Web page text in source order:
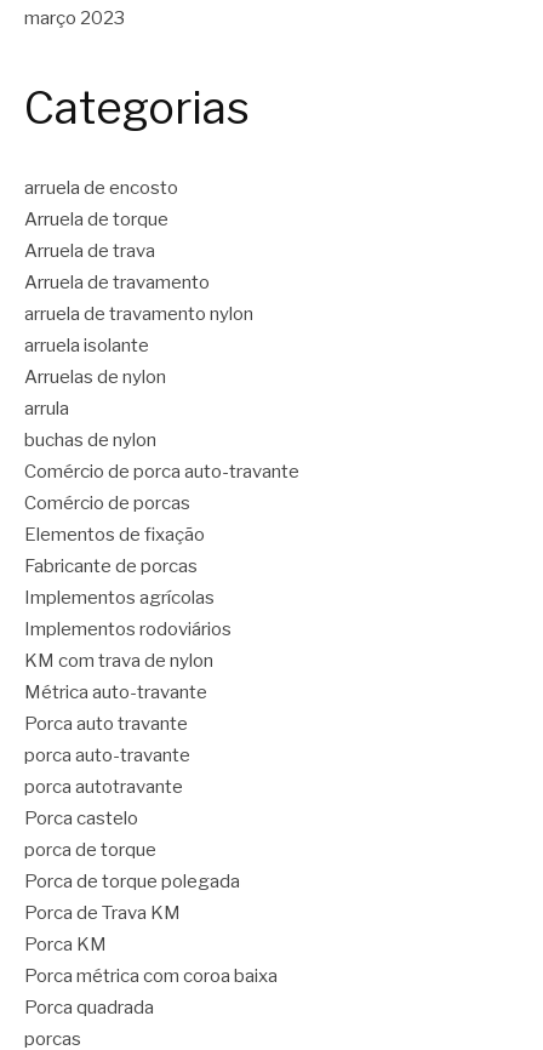
março 2023
Categorias
arruela de encosto
Arruela de torque
Arruela de trava
Arruela de travamento
arruela de travamento nylon
arruela isolante
Arruelas de nylon
arrula
buchas de nylon
Comércio de porca auto-travante
Comércio de porcas
Elementos de fixação
Fabricante de porcas
Implementos agrícolas
Implementos rodoviários
KM com trava de nylon
Métrica auto-travante
Porca auto travante
porca auto-travante
porca autotravante
Porca castelo
porca de torque
Porca de torque polegada
Porca de Trava KM
Porca KM
Porca métrica com coroa baixa
Porca quadrada
porcas